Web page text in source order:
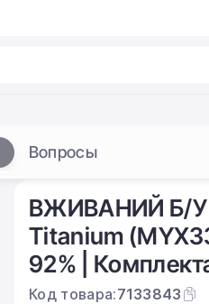
Вопросы
ВЖИВАНИЙ Б/У
Titanium
92% |
Код товара:7133843